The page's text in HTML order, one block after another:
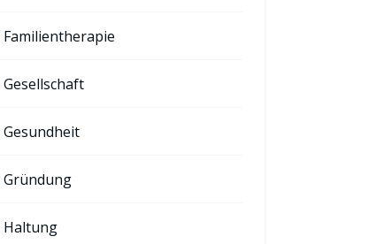
Familientherapie
Gesellschaft
Gesundheit
Gründung
Haltung